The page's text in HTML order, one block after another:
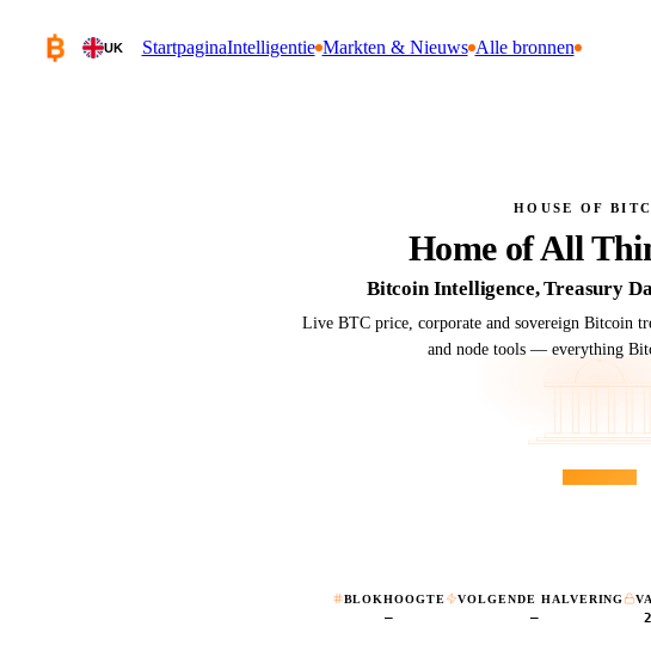
UK StartpaginaIntelligentie Markten & Nieuws Alle bronnen
HOUSE OF
Home of All
Bitcoin Intelligence, Treasury
Live BTC price, corporate and sovereign Bitcoin
and node tools — everything
—
BLOKHOOGTE
—
VOLGENDE HALVERING
—